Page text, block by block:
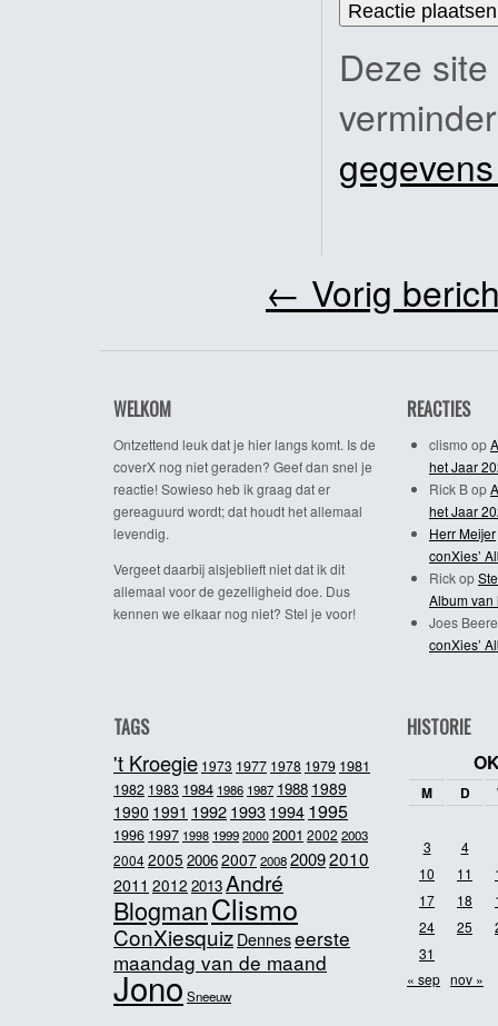
Deze
← Vorig
WELKOM
Ontzettend leuk dat je hier langs komt. Is de
coverX nog niet geraden? Geef dan snel je
reactie! Sowieso heb ik graag dat er
gereaguurd wordt; dat houdt het allemaal
levendig.
Vergeet daarbij alsjeblieft niet dat ik dit
allemaal voor de gezelligheid doe. Dus
kennen we elkaar nog niet? Stel je voor!
REACTIES
clismo op
het Jaar
Rick Bop
het Jaar
Herr Meijer
conXies’
Rickop
Album van
Joes
conXies’
TAGS
't Kroegie 1973 1977 1978 1979 1981
1982 1983 1984 1986 1987 1988 1989
1990 1991 19921993 1994 1995
1996 1997 1998 1999 2000 2001 2002 2003
20042005 20062007200820092010
2011 2012 2013André
BlogmanClismo
ConXiesquiz Denneseerste
maandag van de maand
JonoSneeuw
HISTORIE
M D
3
4
10
11
17
18
24
25
31
« sep nov »